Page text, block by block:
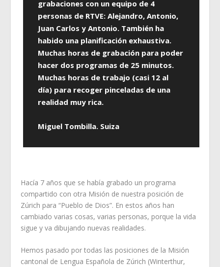
grabaciones con un equipo de 4
personas de RTVE: Alejandro, Antonio,
Juan Carlos y Antonio. También ha
habido una planificación exhaustiva.
Muchas horas de grabación para poder
hacer dos programas de 25 minutos.
Muchas horas de trabajo (casi 12 al
día) para recoger pinceladas de una
realidad muy rica.
Miguel Tombilla. Suiza
Hacía 7 años que se había grabado un programa
compartido con otra Misión de nuestra posición de
Zúrich para “Pueblo de Dios”. En estos años han
cambiado varias cosas, varias personas, porque la vida
sigue y va dibujando nuevas realidades.
Hemos pasado por todas las posiciones de la Misión
cantonal de Lengua Española de Zúrich (Winterthur,